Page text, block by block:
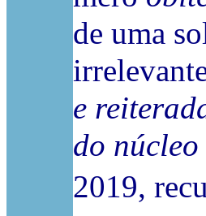
de uma
e
do núcleo
2019,